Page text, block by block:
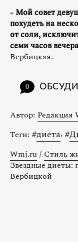
« Мой совет
похудеть на
от соли,
семи часов вечера
Вербицкая.
0
Автор: Редакция
Теги: #диета, #
Wmj.ru / Стиль
Звездные диеты:
Вербицкой